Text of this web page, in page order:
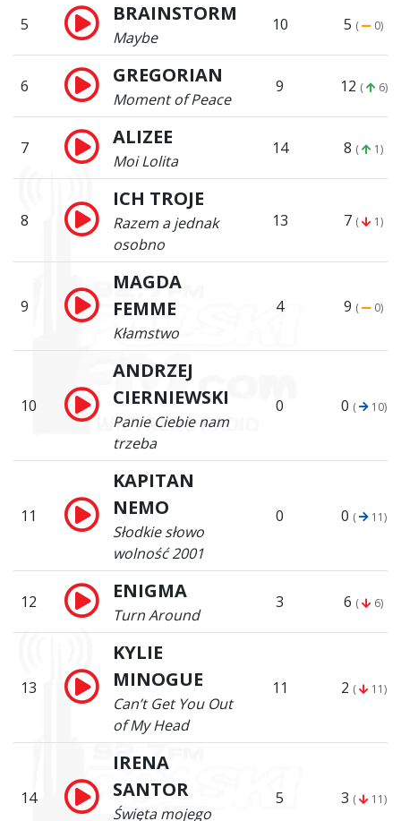
5 BRAINSTORM
Maybe
10 5 ( 0)
6 GREGORIAN
Moment of Peace
9 12 ( 6)
7 ALIZEE
Moi Lolita
14 8 ( 1)
8
ICH TROJE
Razem a jednak
osobno
13 7 ( 1)
9
MAGDA
FEMME
Kłamstwo
4 9 ( 0)
10
ANDRZEJ
CIERNIEWSKI
Panie Ciebie nam
trzeba
0 0 ( 10)
11
KAPITAN
NEMO
Słodkie słowo
wolność 2001
0 0 ( 11)
12 ENIGMA
Turn Around
3 6 ( 6)
13
KYLIE
MINOGUE
Can’t Get You Out
of My Head
11 2 ( 11)
14
IRENA
SANTOR
Święta mojego
5 3 ( 11)